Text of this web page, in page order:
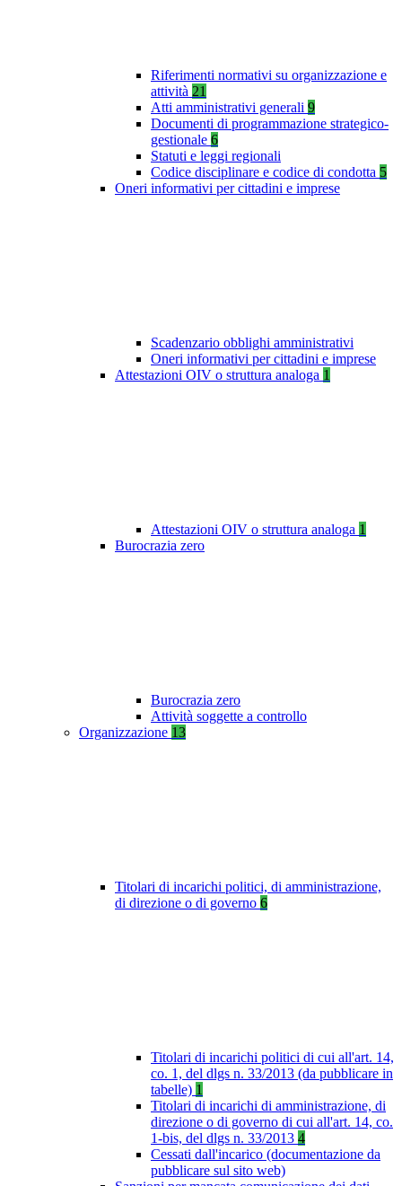
Riferimenti normativi su organizzazione e
attività 21
Atti amministrativi generali 9
Documenti di programmazione strategico-
gestionale 6
Statuti e leggi regionali
Codice disciplinare e codice di condotta 5
Oneri informativi per cittadini e imprese
Scadenzario obblighi amministrativi
Oneri informativi per cittadini e imprese
Attestazioni OIV o struttura analoga 1
Attestazioni OIV o struttura analoga 1
Burocrazia zero
Burocrazia zero
Attività soggette a controllo
Organizzazione 13
Titolari di incarichi politici, di amministrazione,
di direzione o di governo 6
Titolari di incarichi politici di cui all'art. 14,
co. 1, del dlgs n. 33/2013 (da pubblicare in
tabelle) 1
Titolari di incarichi di amministrazione, di
direzione o di governo di cui all'art. 14, co.
1-bis, del dlgs n. 33/2013 4
Cessati dall'incarico (documentazione da
pubblicare sul sito web)